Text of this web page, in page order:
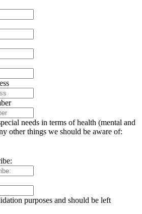
needs in terms of health (mental and
other things we should be aware of:
purposes and should be left